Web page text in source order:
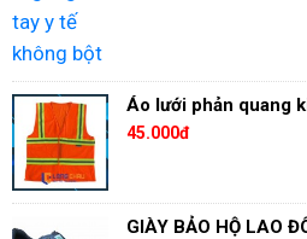
Áo lưới phản quang
45.000đ
GIÀY BẢO HỘ LAO